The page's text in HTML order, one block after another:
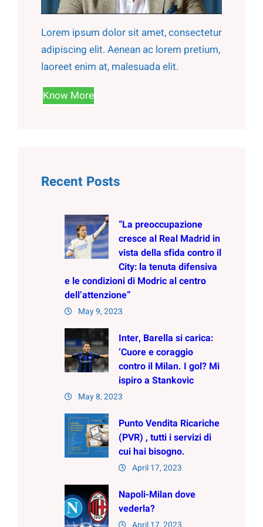
Lorem ipsum dolor sit amet, consectetur
adipiscing elit. Aenean ac lorem pretium,
laoreet enim at, malesuada elit.
Know More
Recent Posts
“La preoccupazione
cresce al Real Madrid in
vista della sfida contro il
City: la tenuta difensiva
e le condizioni di Modric al centro
dell’attenzione”
May 9, 2023
Inter, Barella si carica:
‘Cuore e coraggio
contro il Milan. I gol? Mi
ispiro a Stankovic
May 8, 2023
Punto Vendita Ricariche
(PVR) , tutti i servizi di
cui hai bisogno.
April 17, 2023
Napoli-Milan dove
vederla?